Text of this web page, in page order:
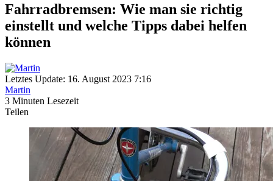
Fahrradbremsen: Wie man sie richtig
einstellt und welche Tipps dabei helfen
können
Letztes Update: 16. August 2023 7:16
Martin
3 Minuten Lesezeit
Teilen